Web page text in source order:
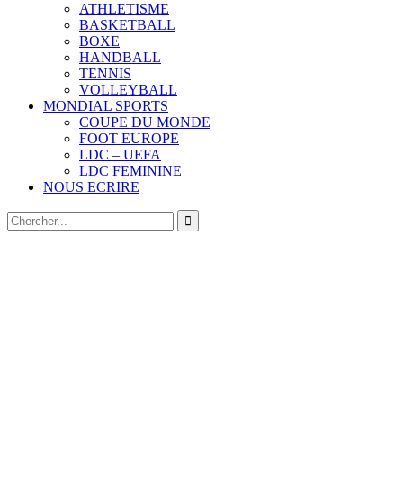
ATHLETISME
BASKETBALL
BOXE
HANDBALL
TENNIS
VOLLEYBALL
MONDIAL SPORTS
COUPE DU MONDE
FOOT EUROPE
LDC – UEFA
LDC FEMININE
NOUS ECRIRE